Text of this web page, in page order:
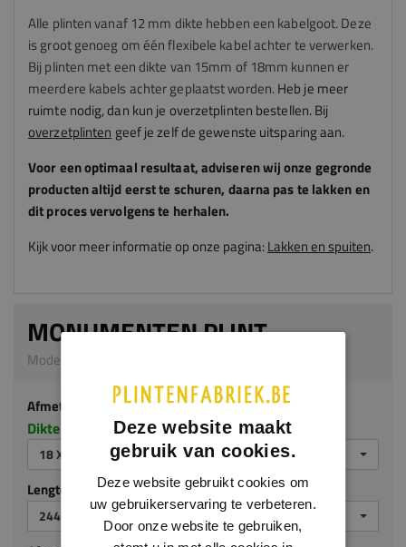
Alle plinten vanaf 12 mm dikte hebben een kabelgoot. Deze
is groot genoeg om één flexibele kabel achter te verwerken.
Bij plinten met een dikte van 15mm of 18mm kunnen er
meerdere kabels achter geplaatst worden.Heb je meer
ruimte nodig, dan kun je overzetplinten bestellen. Bij
overzetplinten geef je zelf de gewenste uitsparing aan.
Voor een optimaal resultaat, adviserenwijonze gegronde
producten altijd eerst te schuren, daarna pas te lakken en
dit proces vervolgens te herhalen.
Kijk voor meer informatie op onze pagina:Lakken en spuiten.
MONUMENTEN PLINT
Model 0104 | 18 x 140 mm | MDF v313
Afmeting
Dikte x hoogte in millimeters
18 X 140 MM
Lengte (mm)
2440 MM
Deze website maakt
gebruik van cookies.
Deze website gebruikt cookies om
uw gebruikerservaring te verbeteren.
Door onze website te gebruiken,